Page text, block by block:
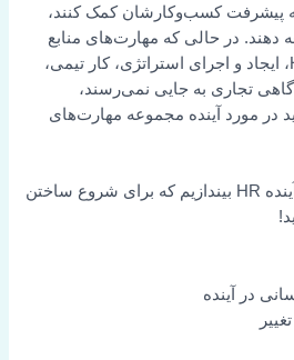
پیشرفت کسب‌وکارشان کمک کنند،
دهند. در حالی که مهارت‌های منابع
انسانی مانند تخصص HRM، ایجاد و اجرای استراتژی، کار تیمی،
تجاری به جایی نمی‌رسند،
در مورد آینده مجموعه مهارت‌های
بیایید نگاهی به 13 مهارت آینده HR بیندازیم که برای شروع ساختن
در آینده